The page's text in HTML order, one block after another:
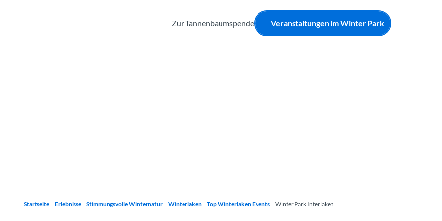
Zur Tannenbaumspende Veranstaltungen im Winter Park
Startseite Erlebnisse Stimmungsvolle Winternatur Winterlaken Top Winterlaken Events Winter Park Interlaken